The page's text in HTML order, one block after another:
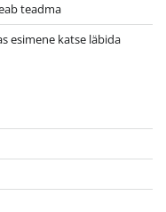
teadma
esimene katse läbida